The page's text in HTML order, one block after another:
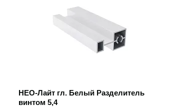
НЕО-Лайт гл. Белый Разделитель с
винтом 5,4